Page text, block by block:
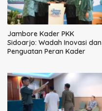
Jambore Kader PKK
Sidoarjo: Wadah Inovasi dan
Penguatan Peran Kader